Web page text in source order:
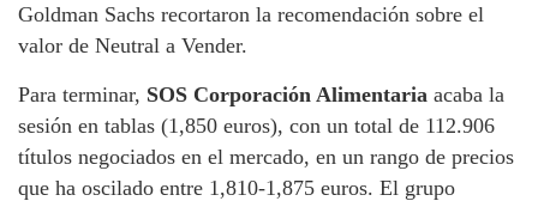
Goldman Sachs recortaron la recomendación sobre el
valor de Neutral a Vender.
Para terminar, SOS Corporación Alimentaria acaba la
sesión en tablas (1,850 euros), con un total de 112.906
títulos negociados en el mercado, en un rango de precios
que ha oscilado entre 1,810-1,875 euros. El grupo